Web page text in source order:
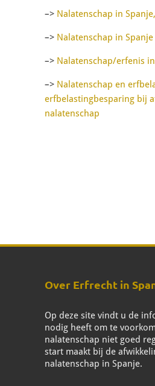
–> Nalatenschap in
–> Nalatenschap in Spanje
–> Nalatenschap/erfenis
–> Nalatenschap en
erfbelastingbesparing bij
nalatenschap
Over Erfrecht in
Op deze site vindt u de
nodig heeft om te
nalatenschap niet goed
start maakt bij de
nalatenschap in Spanje.